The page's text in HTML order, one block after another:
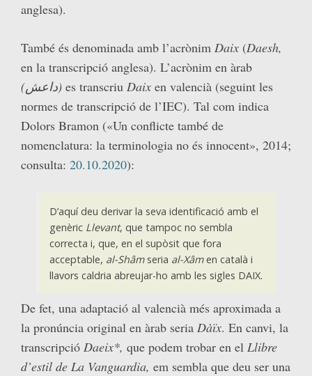
anglesa).
També és denominada amb l’acrònim Daix (Daesh,
en la transcripció anglesa). L’acrònim en àrab
(داعش) es transcriu Daix en valencià (seguint les
normes de transcripció de l’IEC). Tal com indica
Dolors Bramon («Un conflicte també de
nomenclatura: la terminologia no és innocent», 2014;
consulta: 20.10.2020):
D’aquí deu derivar la seva identificació amb el
genèric Llevant, que tampoc no sembla
correcta i, que, en el supòsit que fora
acceptable, al-Shâmseria al-Xâmen català i
llavors caldria abreujar-ho amb les sigles DAIX.
De fet, una adaptació al valencià més aproximada a
la pronúncia original en àrab seria Dàïx. En canvi, la
transcripció Daeix*, que podem trobar en el Llibre
d’estil de La Vanguardia, em sembla que deu ser una